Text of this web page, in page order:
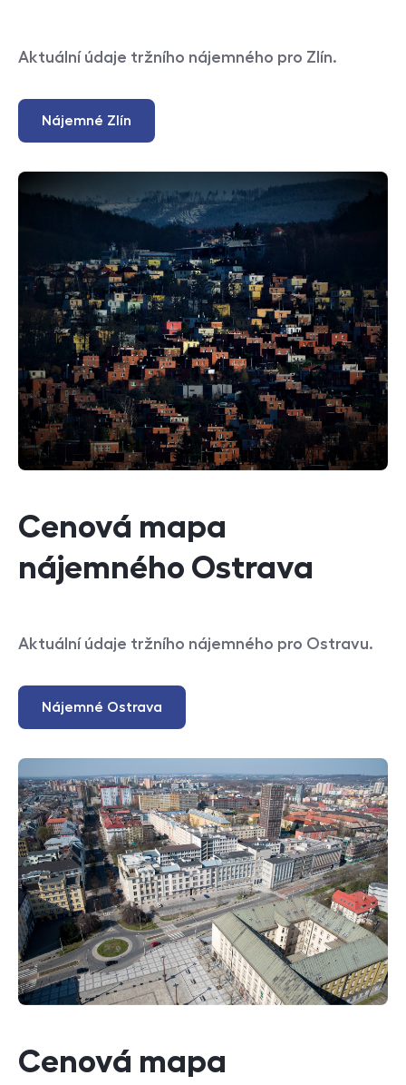
Aktuální údaje tržního nájemného pro Zlín.
Nájemné Zlín
Cenová mapa
nájemného Ostrava
Aktuální údaje tržního nájemného pro Ostravu.
Nájemné Ostrava
Cenová mapa